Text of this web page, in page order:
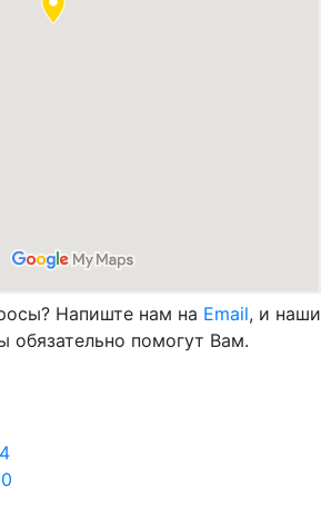
Напиште нам на Email, и наши
помогут Вам.